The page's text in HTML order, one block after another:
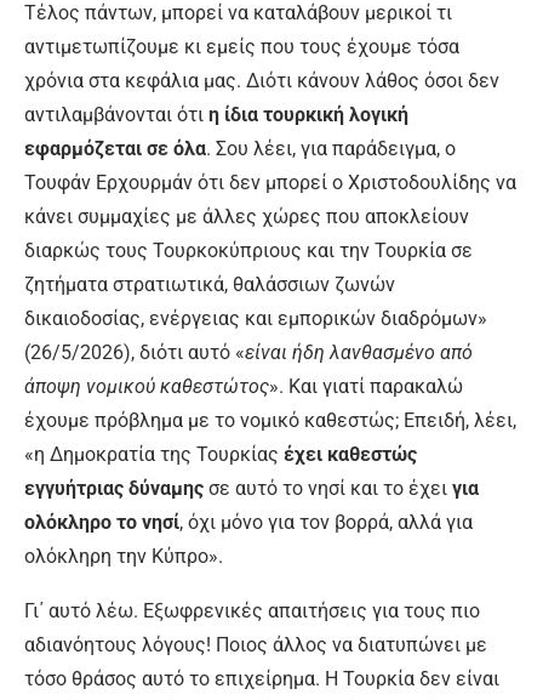
Τέλος πάντων, μπορεί να καταλάβουν μερικοί τι
αντιμετωπίζουμε κι εμείς που τους έχουμε τόσα
χρόνια στα κεφάλια μας. Διότι κάνουν λάθος όσοι δεν
αντιλαμβάνονται ότι η ίδια τουρκική λογική
εφαρμόζεται σε όλα. Σου λέει, για παράδειγμα, ο
Τουφάν Ερχουρμάν ότι δεν μπορεί ο Χριστοδουλίδης να
κάνει συμμαχίες με άλλες χώρες που αποκλείουν
διαρκώς τους Τουρκοκύπριους και την Τουρκία σε
ζητήματα στρατιωτικά, θαλάσσιων ζωνών
δικαιοδοσίας, ενέργειας και εμπορικών διαδρόμων»
(26/5/2026), διότι αυτό «είναι ήδη λανθασμένο από
άποψη νομικού καθεστώτος». Και γιατί παρακαλώ
έχουμε πρόβλημα με το νομικό καθεστώς; Επειδή, λέει,
«η Δημοκρατία της Τουρκίας έχει καθεστώς
εγγυήτριας δύναμης σε αυτό το νησί και το έχει για
ολόκληρο το νησί, όχι μόνο για τον βορρά, αλλά για
ολόκληρη την Κύπρο».
Γι΄ αυτό λέω. Εξωφρενικές απαιτήσεις για τους πιο
αδιανόητους λόγους! Ποιος άλλος να διατυπώνει με
τόσο θράσος αυτό το επιχείρημα. Η Τουρκία δεν είναι